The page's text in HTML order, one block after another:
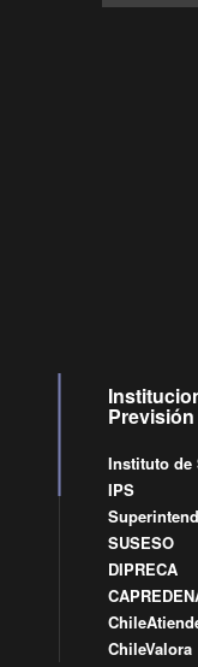
Previsión
Instituto de
IPS
SUSESO
DIPRECA
ChileValora